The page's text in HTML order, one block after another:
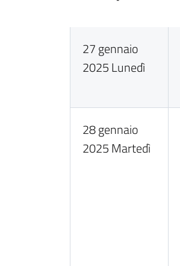
27 gennaio
2025 Lunedì
28 gennaio
2025 Martedì